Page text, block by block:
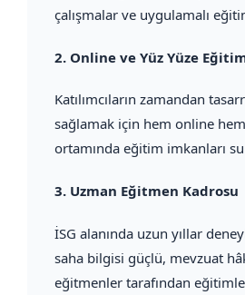
çalışmalar ve uygulamalı
2. Online ve Yüz Yüze
Katılımcıların zamandan
sağlamak için hem online hem
ortamında eğitim imkanları
3. Uzman Eğitmen Kadrosu
İSG alanında uzun yıllar
saha bilgisi güçlü, mevzuat
eğitmenler tarafından